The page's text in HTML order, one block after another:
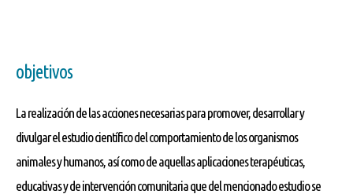
objetivos
La realización de las acciones necesarias para promover, desarrollar y
divulgar el estudio científico del comportamiento de los organismos
animales y humanos, así como de aquellas aplicaciones terapéuticas,
educativas y de intervención comunitaria que del mencionado estudio se